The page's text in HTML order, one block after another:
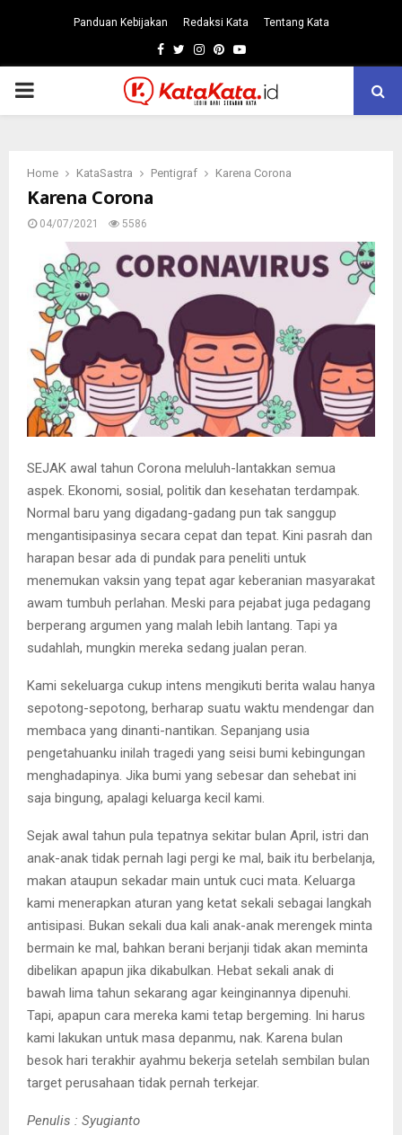
Panduan Kebijakan Redaksi Kata Tentang Kata
Facebook
TwitterInstagram
Pinterest
Youtube
PRIMARY
Home KataSastra Pentigraf Karena Corona
Karena Corona
04/07/2021 5586
SEJAK awal tahun Corona meluluh-lantakkan semua
aspek. Ekonomi, sosial, politik dan kesehatan terdampak.
Normal baru yang digadang-gadang pun tak sanggup
mengantisipasinya secara cepat dan tepat. Kini pasrah dan
harapan besar ada di pundak para peneliti untuk
menemukan vaksin yang tepat agar keberanian masyarakat
awam tumbuh perlahan. Meski para pejabat juga pedagang
berperang argumen yang malah lebih lantang. Tapi ya
sudahlah, mungkin mereka sedang jualan peran.
Kami sekeluarga cukup intens mengikuti berita walau hanya
sepotong-sepotong, berharap suatu waktu mendengar dan
membaca yang dinanti-nantikan. Sepanjang usia
pengetahuanku inilah tragedi yang seisi bumi kebingungan
menghadapinya. Jika bumi yang sebesar dan sehebat ini
saja bingung, apalagi keluarga kecil kami.
Sejak awal tahun pula tepatnya sekitar bulan April, istri dan
anak-anak tidak pernah lagi pergi ke mal, baik itu berbelanja,
makan ataupun sekadar main untuk cuci mata. Keluarga
kami menerapkan aturan yang ketat sekali sebagai langkah
antisipasi. Bukan sekali dua kali anak-anak merengek minta
bermain ke mal, bahkan berani berjanji tidak akan meminta
dibelikan apapun jika dikabulkan. Hebat sekali anak di
bawah lima tahun sekarang agar keinginannya dipenuhi.
Tapi, apapun cara mereka kami tetap bergeming. Ini harus
kami lakukan untuk masa depanmu, nak. Karena bulan
besok hari terakhir ayahmu bekerja setelah sembilan bulan
target perusahaan tidak pernah terkejar.
Penulis : Syugianto